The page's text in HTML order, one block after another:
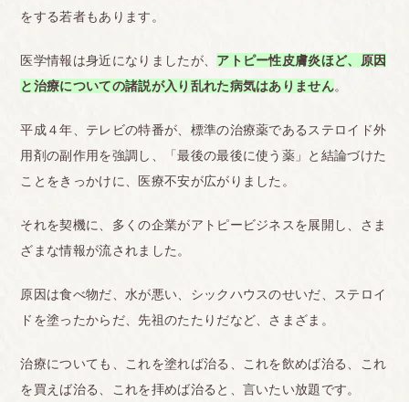
をする若者もあります。
医学情報は身近になりましたが、 アトピー性皮膚炎ほど、原因
と治療についての諸説が入り乱れた病気はありません。
平成４年、テレビの特番が、標準の治療薬であるステロイド外
用剤の副作用を強調し、「最後の最後に使う薬」と結論づけた
ことをきっかけに、医療不安が広がりました。
それを契機に、多くの企業がアトピービジネスを展開し、さま
ざまな情報が流されました。
原因は食べ物だ、水が悪い、シックハウスのせいだ、ステロイ
ドを塗ったからだ、先祖のたたりだなど、さまざま。
治療についても、これを塗れば治る、これを飲めば治る、これ
を買えば治る、これを拝めば治ると、言いたい放題です。